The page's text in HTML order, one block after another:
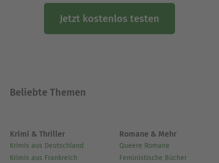
Jetzt kostenlos testen
Beliebte Themen
Krimi & Thriller
Krimis aus Deutschland
Krimis aus Frankreich
Romane & Mehr
Queere Romane
Feministische Bücher